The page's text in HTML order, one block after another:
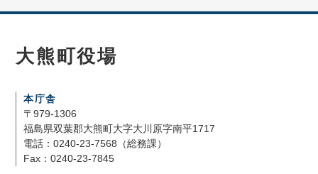
大熊町役場
本庁舎
〒979-1306
福島県双葉郡大熊町大字大川原字南平1717
電話：0240-23-7568（総務課）
Fax：0240-23-7845